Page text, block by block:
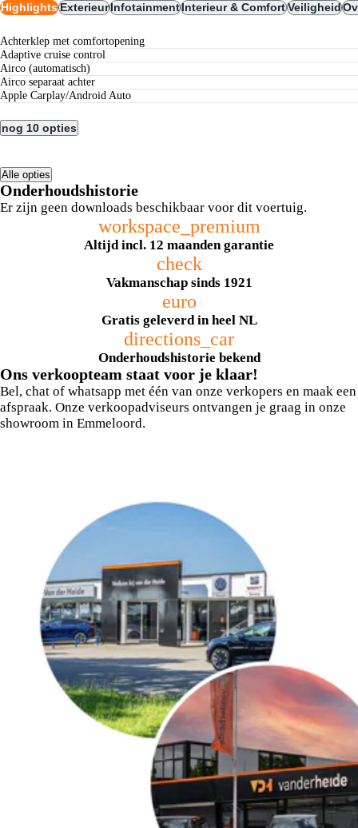
HighlightsExterieurInfotainmentInterieur & ComfortVeiligheid
Achterklep met comfortopening
Adaptive cruise control
airco (automatisch)
airco separaat achter
Apple Carplay/Android Auto
nog 10 opties
Alle opties
Onderhoudshistorie
Er zijn geen downloads beschikbaar voor dit voertuig.
workspace_premium
Altijd incl. 12 maanden garantie
check
Vakmanschap sinds 1921
euro
Gratis geleverd in heel NL
directions_car
Onderhoudshistorie bekend
Ons verkoopteam staat voor je klaar!
Bel, chat of whatsapp met één van onze verkopers en maak een
afspraak. Onze verkoopadviseurs ontvangen je graag in onze
showroom in Emmeloord.